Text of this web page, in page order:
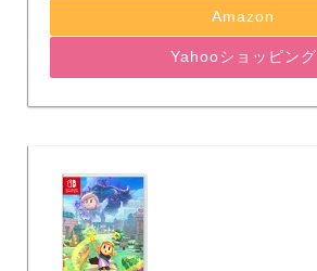
Amazon
Yahooショッピング